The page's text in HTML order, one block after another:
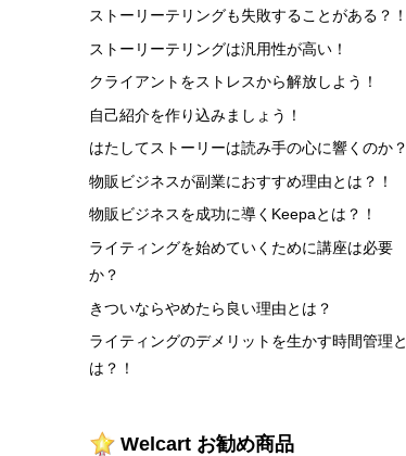
ストーリーテリングも失敗することがある？！
ストーリーテリングは汎用性が高い！
クライアントをストレスから解放しよう！
自己紹介を作り込みましょう！
はたしてストーリーは読み手の心に響くのか？
物販ビジネスが副業におすすめ理由とは？！
物販ビジネスを成功に導くKeepaとは？！
ライティングを始めていくために講座は必要
か？
きついならやめたら良い理由とは？
ライティングのデメリットを生かす時間管理と
は？！
Welcart お勧め商品